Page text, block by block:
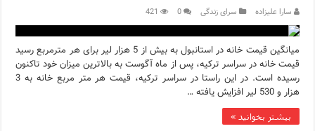
سارا علیزاده سرای زندگی 0
421
میانگین قیمت خانه در استانبول به بیش از 5 هزار لیر برای هر مترمربع رسید
قیمت خانه در سراسر ترکیه، پس از ماه آگوست به بالاترین میزان خود تاکنون
رسیده است. در این راستا در سراسر ترکیه، قیمت هر متر مربع خانه به 3
هزار و 530 لیر افزایش یافته …
بیشتر بخوانید »